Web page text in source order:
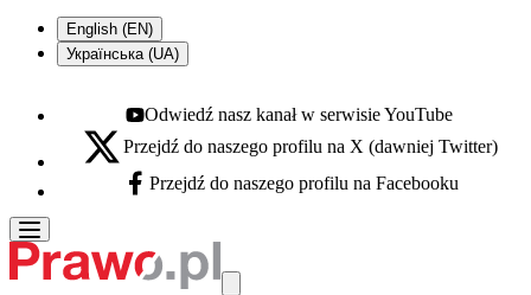
English (EN)
Українська (UA)
Youtube - otwiera się w nowej karcie
Odwiedź nasz kanał w serwisie YouTube
X - otwiera się w nowej karcie
Przejdź do naszego profilu na X (dawniej Twitter)
Facebook - otwiera się w nowej karcie
Przejdź do naszego profilu na Facebooku